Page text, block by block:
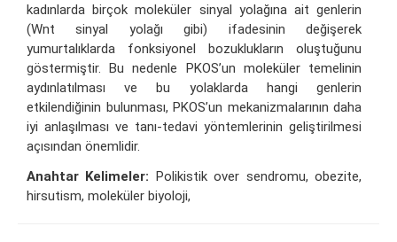
kadınlarda birçok moleküler sinyal yolağına ait genlerin
(Wnt sinyal yolağı gibi) ifadesinin değişerek
yumurtalıklarda fonksiyonel bozuklukların oluştuğunu
göstermiştir. Bu nedenle PKOS’un moleküler temelinin
aydınlatılması ve bu yolaklarda hangi genlerin
etkilendiğinin bulunması, PKOS’un mekanizmalarının daha
iyi anlaşılması ve tanı-tedavi yöntemlerinin geliştirilmesi
açısından önemlidir.
Anahtar Kelimeler: Polikistik over sendromu, obezite,
hirsutism, moleküler biyoloji,